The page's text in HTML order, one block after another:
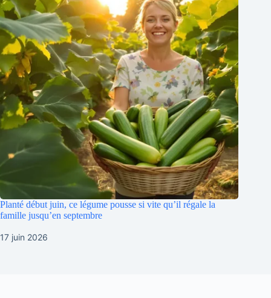
Planté début juin, ce légume pousse si vite qu’il régale la
famille jusqu’en septembre
17 juin 2026